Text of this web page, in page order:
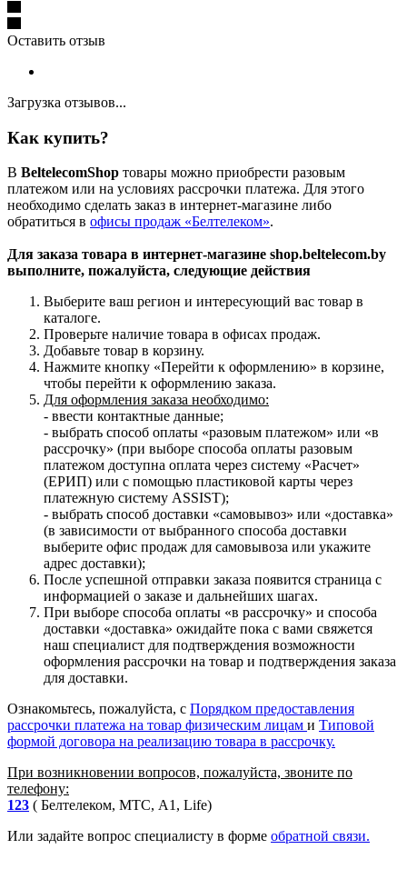
Оставить отзыв
Загрузка отзывов...
Как купить?
В BeltelecomShop товары можно приобрести разовым
платежом или на условиях рассрочки платежа. Для этого
необходимо сделать заказ в интернет-магазине либо
обратиться в офисы продаж «Белтелеком».
Для заказа товара в интернет-магазине shop.beltelecom.by
выполните, пожалуйста, следующие действия
Выберите ваш регион и интересующий вас товар в
каталоге.
Проверьте наличие товара в офисах продаж.
Добавьте товар в корзину.
Нажмите кнопку «Перейти к оформлению» в корзине,
чтобы перейти к оформлению заказа.
Для оформления заказа необходимо:
- ввести контактные данные;
- выбрать способ оплаты «разовым платежом» или «в
рассрочку» (при выборе способа оплаты разовым
платежом доступна оплата через систему «Расчет»
(ЕРИП) или с помощью пластиковой карты через
платежную систему ASSIST);
- выбрать способ доставки «самовывоз» или «доставка»
(в зависимости от выбранного способа доставки
выберите офис продаж для самовывоза или укажите
адрес доставки);
После успешной отправки заказа появится страница с
информацией о заказе и дальнейших шагах.
При выборе способа оплаты «в рассрочку» и способа
доставки «доставка» ожидайте пока с вами свяжется
наш специалист для подтверждения возможности
оформления рассрочки на товар и подтверждения заказа
для доставки.
Ознакомьтесь, пожалуйста, с Порядком предоставления
рассрочки платежа на товар физическим лицам и Типовой
формой договора на реализацию товара в рассрочку.
При возникновении вопросов, пожалуйста, звоните по
телефону:
123 ( Белтелеком, МТС, A1, Life)
Или задайте вопрос специалисту в форме обратной связи.